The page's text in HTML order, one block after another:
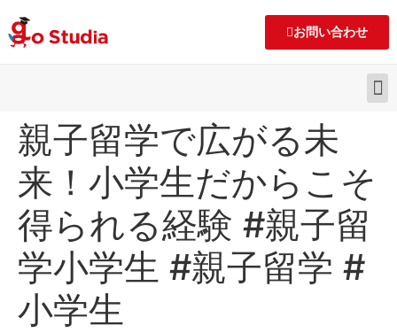
お問い合わせ
親子留学で広がる未
来！小学生だからこそ
得られる経験 #親子留
学小学生 #親子留学 #
小学生